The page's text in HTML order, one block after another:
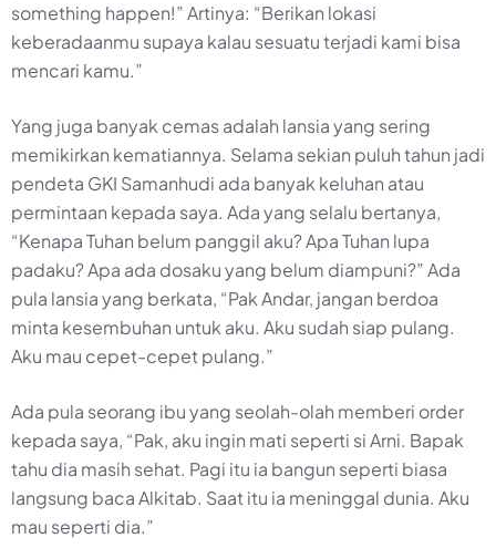
something happen!” Artinya: “Berikan lokasi
keberadaanmu supaya kalau sesuatu terjadi kami bisa
mencari kamu.”
Yang juga banyak cemas adalah lansia yang sering
memikirkan kematiannya. Selama sekian puluh tahun jadi
pendeta GKI Samanhudi ada banyak keluhan atau
permintaan kepada saya. Ada yang selalu bertanya,
“Kenapa Tuhan belum panggil aku? Apa Tuhan lupa
padaku? Apa ada dosaku yang belum diampuni?” Ada
pula lansia yang berkata, “Pak Andar, jangan berdoa
minta kesembuhan untuk aku. Aku sudah siap pulang.
Aku mau cepet-cepet pulang.”
Ada pula seorang ibu yang seolah-olah memberi order
kepada saya, “Pak, aku ingin mati seperti si Arni. Bapak
tahu dia masih sehat. Pagi itu ia bangun seperti biasa
langsung baca Alkitab. Saat itu ia meninggal dunia. Aku
mau seperti dia.”